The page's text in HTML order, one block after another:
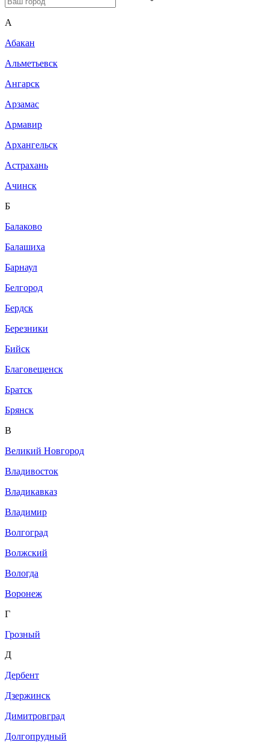
A
Абакан
Альметьевск
Ангарск
Арзамас
Армавир
Архангельск
Астрахань
Ачинск
Б
Балаково
Балашиха
Барнаул
Белгород
Бердск
Березники
Бийск
Благовещенск
Братск
Брянск
В
Великий Новгород
Владивосток
Владикавказ
Владимир
Волгоград
Волжский
Вологда
Воронеж
Г
Грозный
Д
Дербент
Дзержинск
Димитровград
Долгопрудный